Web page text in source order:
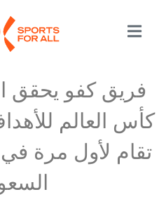
فريق كفو يحقق
كأس العالم
تقام لأول مرة في